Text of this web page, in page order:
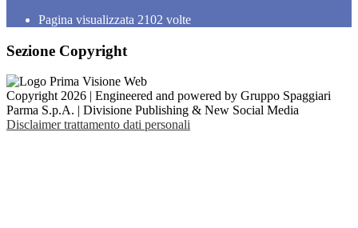
Pagina visualizzata 2102 volte
Sezione Copyright
Copyright 2026 | Engineered and powered by Gruppo Spaggiari
Parma S.p.A. | Divisione Publishing & New Social Media
Disclaimer trattamento dati personali